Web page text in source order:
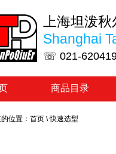
上海坦泼
Shanghai
☏ 021-
商品目录
位置： 首页 \快速选型